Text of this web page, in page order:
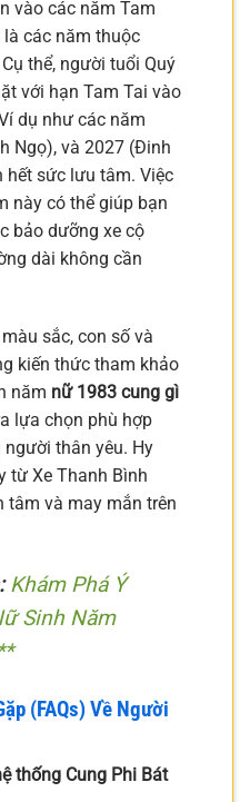
vào các năm Tam
là các năm thuộc
thể, người tuổi Quý
với hạn Tam Tai vào
dụ như các năm
Ngọ), và 2027 (Đinh
sức lưu tâm. Việc
này có thể giúp bạn
bảo dưỡng xe cộ
dài không cần
sắc, con số và
kiến thức tham khảo
năm nữ 1983 cung gì
lựa chọn phù hợp
thân yêu. Hy
từ Xe Thanh Bình
tâm và may mắn trên
Khám Phá Ý
Sinh Năm
(FAQs) Về Người
thống Cung Phi Bát